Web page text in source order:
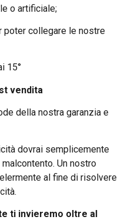
o artificiale;
poter collegare le nostre
15°
vendita
della nostra garanzia e
dovrai semplicemente
Un nostro
al fine di risolvere
ti invieremo oltre al